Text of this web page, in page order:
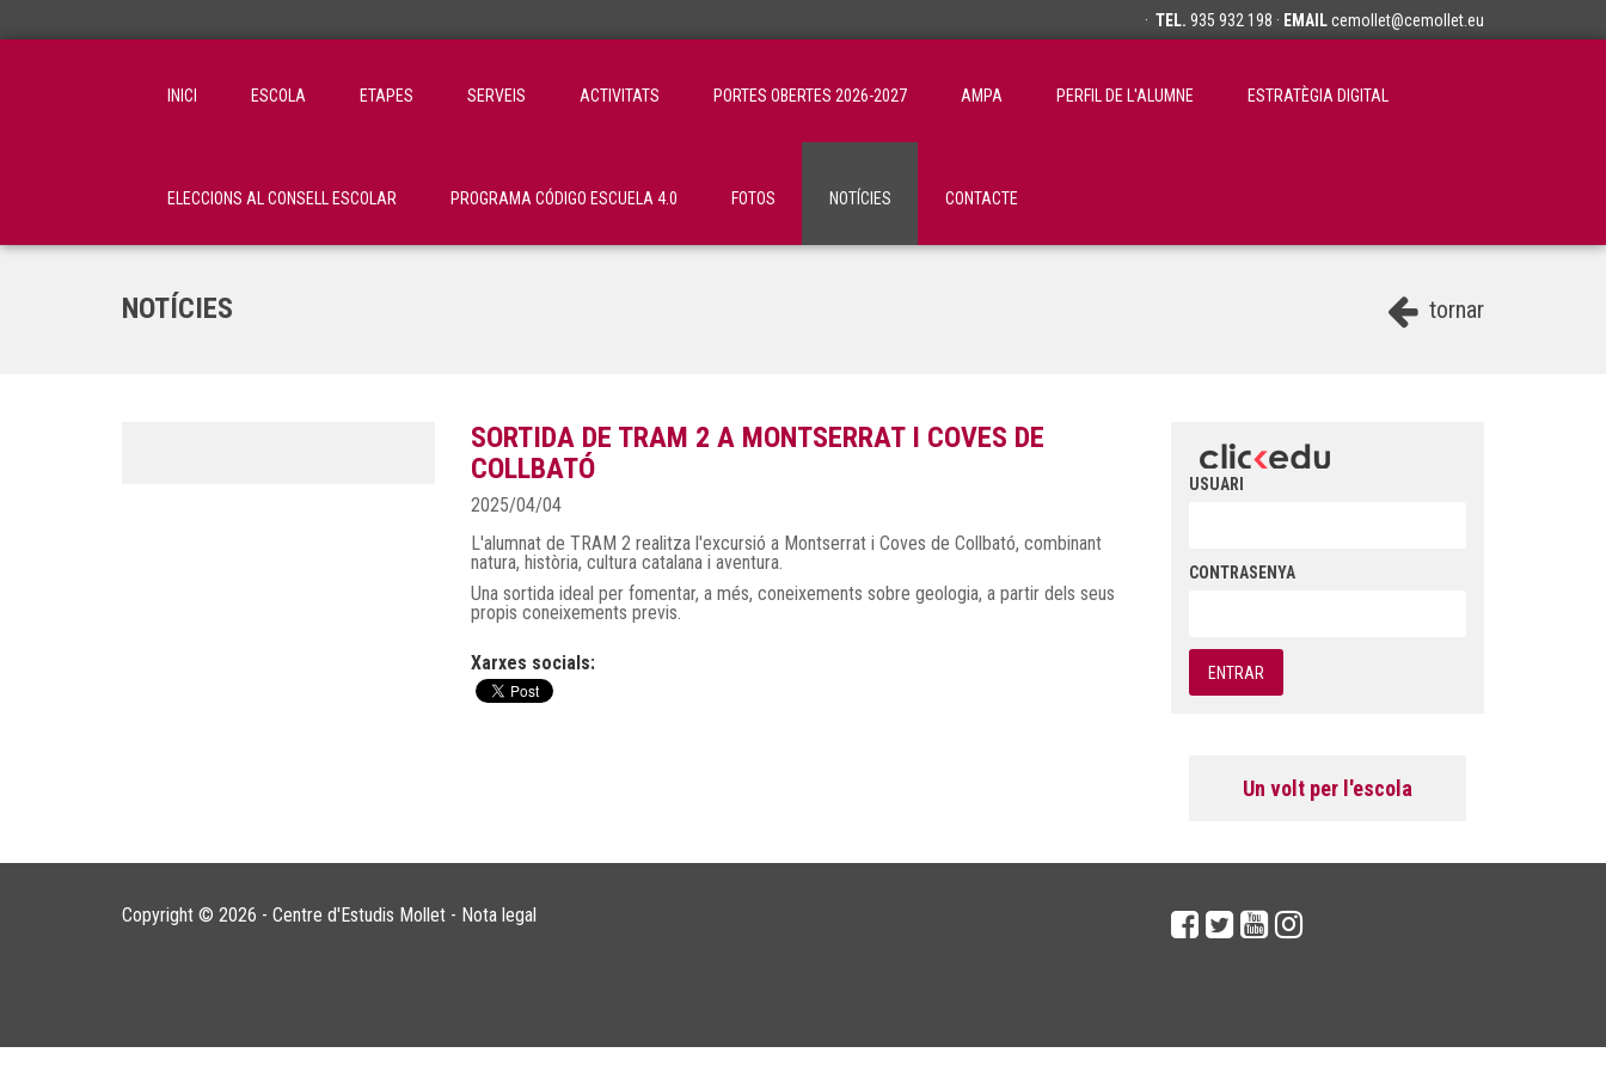
· TEL. 935 932 198 · EMAILcemollet@cemollet.eu
INICI ESCOLA ETAPES SERVEIS ACTIVITATS PORTES OBERTES 2026-2027 AMPA PERFIL DE L'ALUMNE ESTRATÈGIA DIGITAL
ELECCIONS AL CONSELL ESCOLAR PROGRAMA CÓDIGO ESCUELA 4.0 FOTOS NOTÍCIES CONTACTE
tornar
NOTÍCIES
SORTIDA DE TRAM 2 A MONTSERRAT I COVES DE
COLLBATÓ
2025/04/04
L'alumnat de TRAM 2 realitza l'excursió a Montserrat i Coves de Collbató, combinant
natura, història, cultura catalana i aventura.
Una sortida ideal per fomentar, a més, coneixements sobre geologia, a partir dels seus
propis coneixements previs.
Xarxes socials:
USUARI
CONTRASENYA
Un volt per l'escola
Copyright © 2026 - Centre d'Estudis Mollet - Nota legal